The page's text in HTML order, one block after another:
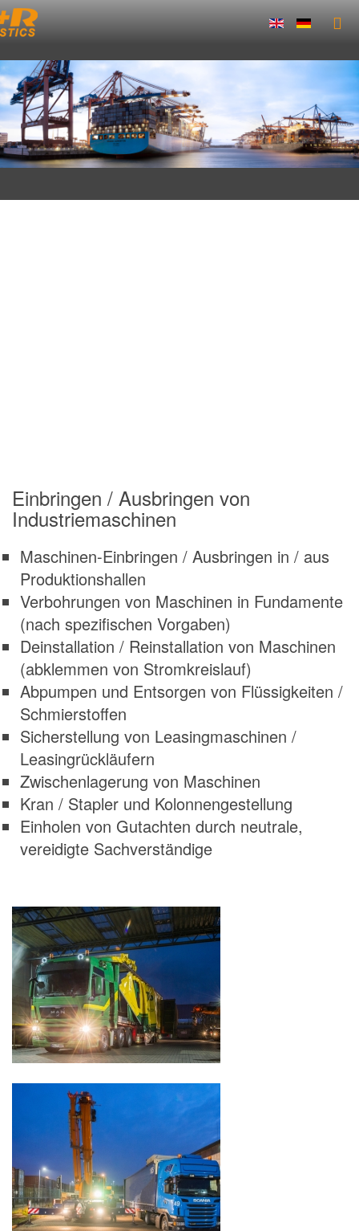
Einbringen / Ausbringen von
Industriemaschinen
Maschinen-Einbringen / Ausbringen in / aus
Produktionshallen
Verbohrungen von Maschinen in Fundamente
(nach spezifischen Vorgaben)
Deinstallation / Reinstallation von Maschinen
(abklemmen von Stromkreislauf)
Abpumpen und Entsorgen von Flüssigkeiten /
Schmierstoffen
Sicherstellung von Leasingmaschinen /
Leasingrückläufern
Zwischenlagerung von Maschinen
Kran / Stapler und Kolonnengestellung
Einholen von Gutachten durch neutrale,
vereidigte Sachverständige